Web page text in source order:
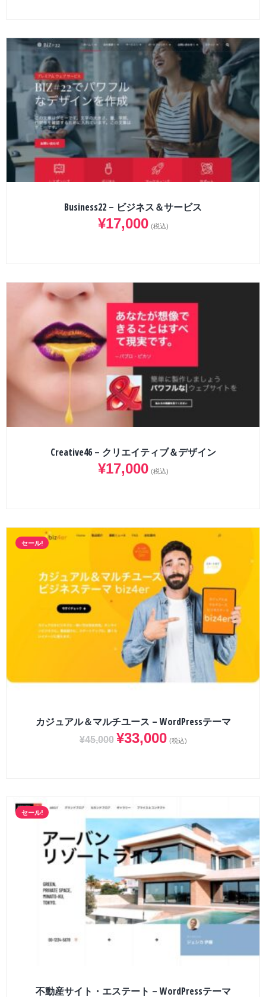
Business22 – ビジネス＆サービス
¥17,000 (税込)
Creative46 – クリエイティブ＆デザイン
¥17,000 (税込)
セール!
カジュアル＆マルチユース – WordPressテーマ
¥45,000 ¥33,000 (税込)
セール!
不動産サイト・エステート – WordPressテーマ